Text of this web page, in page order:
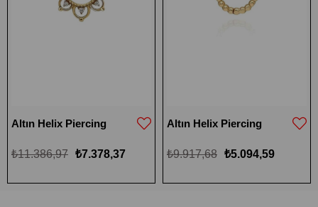
Altın Helix Piercing
₺7.378,37
₺11.386,97
Altın Helix Piercing
₺5.094,59
₺9.917,68